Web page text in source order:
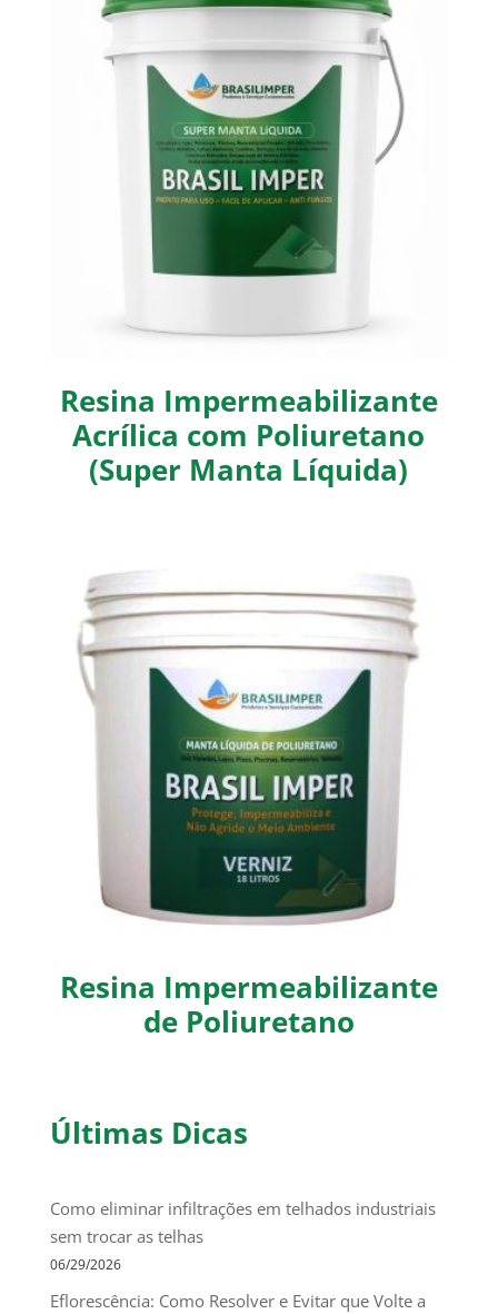
Resina Impermeabilizante
Acrílica com Poliuretano
(Super Manta Líquida)
Resina Impermeabilizante
de Poliuretano
Últimas Dicas
Como eliminar infiltrações em telhados industriais
sem trocar as telhas
06/29/2026
Eflorescência: Como Resolver e Evitar que Volte a